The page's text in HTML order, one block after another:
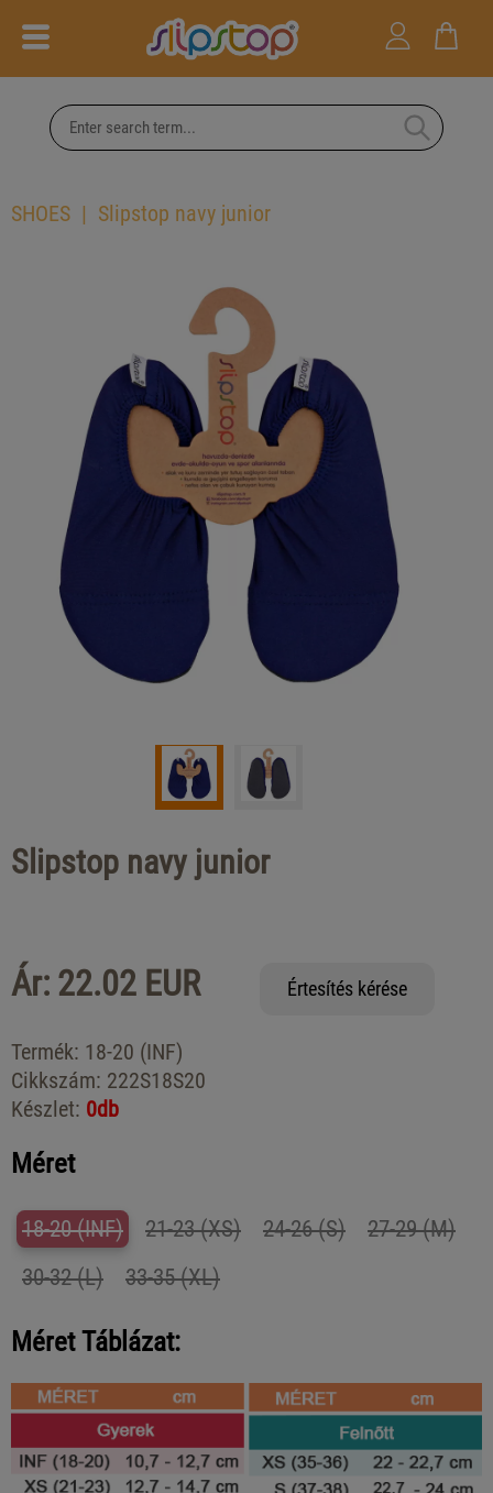
SHOES Slipstop navy junior
Slipstop navy junior
Ár: 22.02 EUR Értesítés kérése
Termék: 18-20 (INF)
Cikkszám: 222S18S20
Készlet: 0db
Méret
18-20 (INF) 21-23 (XS) 24-26 (S)
27-29 (M)
30-32 (L)
33-35 (XL)
Méret Táblázat: